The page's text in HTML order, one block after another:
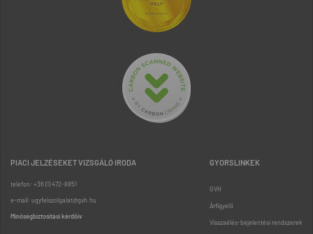
PIACI JELZÉSEKET VIZSGÁLÓ IRODA
telefon: +36 (1) 472-8851
e-mail: ugyfelszolgalat@gvh.hu
Minőségbiztosítási kérdőív
GYORSLINKEK
GVH
Árfigyelő
Visszaélés-bejelentési rendszerek